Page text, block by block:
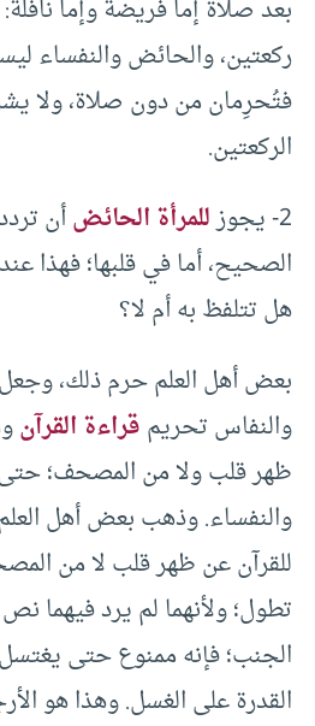
بعد صلاة إما فريضة وإما
ركعتين، والحائض والنفساء
فتُحرِمان من دون صلاة، ولا
الركعتين.
2- يجوز
للمرأة الحائضأن
الصحيح، أما في قلبها؛ فهذا
هل تتلفظ به أم لا؟
بعض أهل العلم حرم ذلك،
والنفاس تحريمقراءة القرآن
ظهر قلب ولا من المصحف؛
والنفساء. وذهب بعض أهل
للقرآن عن ظهر قلب لا من
تطول؛ ولأنهما لم يرد فيهما
الجنب؛ فإنه ممنوع حتى
القدرة على الغسل. وهذا هو